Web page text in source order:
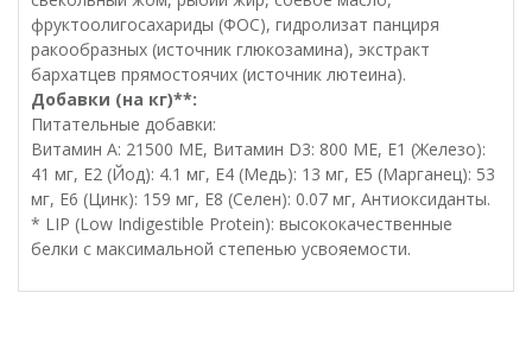
фруктоолигосахариды (ФОС), гидролизат панциря
ракообразных (источник глюкозамина), экстракт
бархатцев прямостоячих (источник лютеина).
Добавки (на кг)**:
Питательные добавки:
Витамин A: 21500 МЕ, Витамин D3: 800 МЕ, E1 (Железо):
41 мг, E2 (Йод): 4.1 мг, E4 (Медь): 13 мг, E5 (Марганец): 53
мг, E6 (Цинк): 159 мг, E8 (Селен): 0.07 мг, Антиоксиданты.
* LIP (Low Indigestible Protein): высококачественные
белки с максимальной степенью усвояемости.